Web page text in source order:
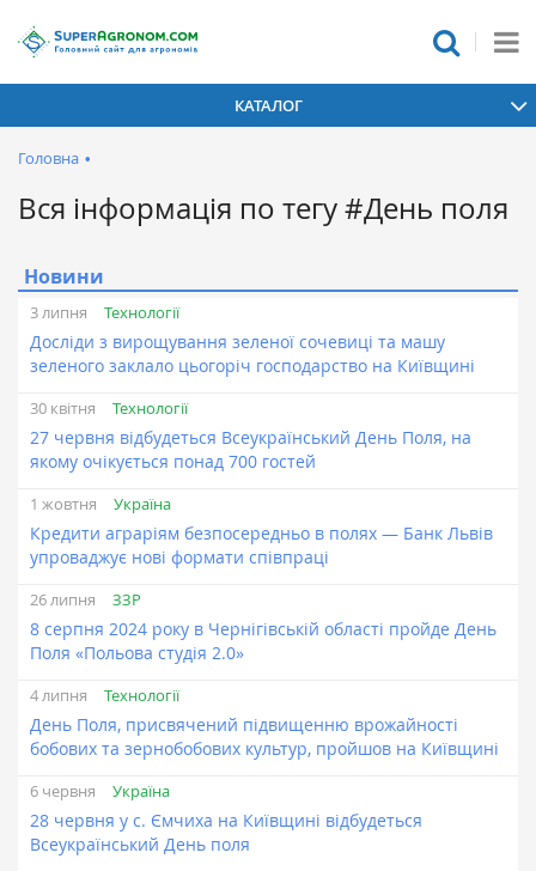
КАТАЛОГ
Головна •
Вся інформація по тегу #День поля
Новини
3 липня Технології
Досліди з вирощування зеленої сочевиці та машу
зеленого заклало цьогоріч господарство на Київщині
30 квітня Технології
27 червня відбудеться В​сеукраїнський День Поля, на
якому очікується понад 700 гостей
1 жовтня Україна
Кредити аграріям безпосередньо в полях — Банк Львів
упроваджує нові формати співпраці
26 липня ЗЗР
​8 серпня 2024 року в Чернігівській області пройде День
Поля «Польова студія 2.0»
4 липня Технології
День Поля, присвячений підвищенню врожайності
бобових та зернобобових культур, пройшов на Київщині
6 червня Україна
28 червня у с. Ємчиха на Київщині відбудеться
Всеукраїнський День поля